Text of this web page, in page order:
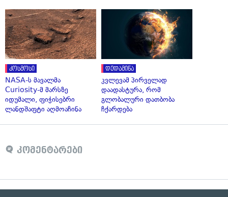
კოსმოსი
NASA-ს მავალმა
Curiosity-მ მარსზე
იდუმალი, ფიჭისებრი
ლანდშაფტი აღმოაჩინა
დედამიწა
კვლევამ პირველად
დაადასტურა, რომ
გლობალური დათბობა
ჩქარდება
კომენტარები